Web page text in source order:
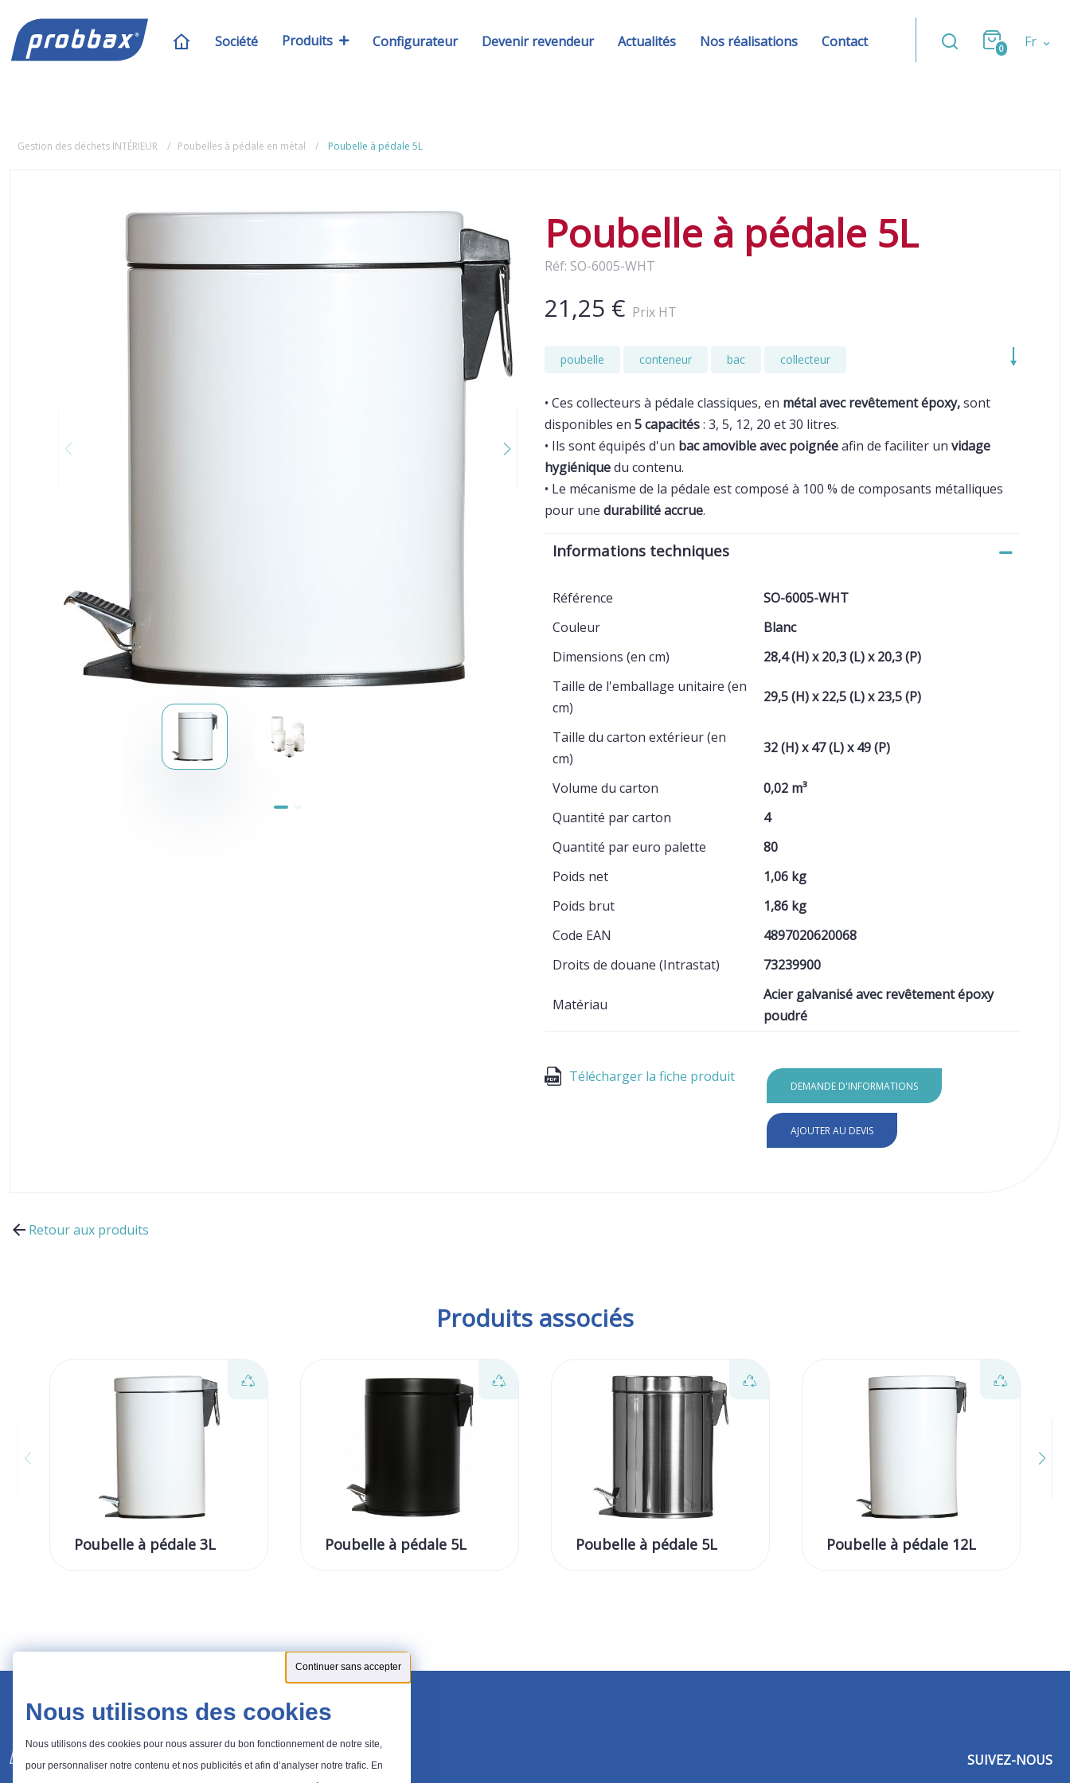
Société Produits Configurateur Devenir revendeur Actualités Nos réalisations Contact 0 Fr
Gestion des déchets INTÉRIEUR Poubelles à pédale en métal Poubelle à pédale 5L
Poubelle à pédale 5L
Réf: SO-6005-WHT
21,25 € Prix HT
poubelle conteneur bac collecteur
• Ces collecteurs à pédale classiques, en métal avec revêtement époxy,sont
disponibles en 5 capacités: 3, 5, 12, 20 et 30 litres.
• Ils sont équipés d'un bac amovible avec poignéeafin de faciliter un vidage
hygiéniquedu contenu.
• Le mécanisme de la pédale est composé à 100 % de composants métalliques
pour une durabilité accrue.
Informations techniques
Référence
SO-6005-WHT
Couleur
Blanc
Dimensions (en cm)
28,4 (H) x 20,3 (L) x 20,3 (P)
Taille de l'emballage unitaire (en
cm)
29,5 (H) x 22,5 (L) x 23,5 (P)
Taille du carton extérieur (en
cm)
32 (H) x 47 (L) x 49 (P)
Volume du carton
0,02 m³
Quantité par carton
4
Quantité par euro palette
80
Poids net
1,06 kg
Poids brut
1,86 kg
Code EAN
4897020620068
Droits de douane (Intrastat)
73239900
Matériau
Acier galvanisé avec revêtement époxy
poudré
Télécharger la fiche produit
DEMANDE D'INFORMATIONS
AJOUTER AU DEVIS
Retour aux produits
Produits associés
Poubelle à pédale 3L Poubelle à pédale 5L Poubelle à pédale 5L Poubelle à pédale 12L
SUIVEZ-NOUS
Continuer sans accepter
Nous utilisons des cookies
Nous utilisons des cookies pour nous assurer du bon fonctionnement de notre site,
pour personnaliser notre contenu et nos publicités et afin d’analyser notre trafic. En